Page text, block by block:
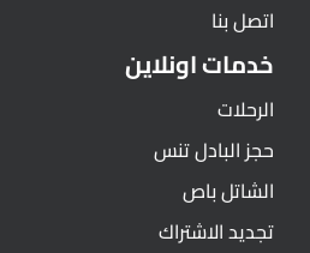
اتصل بنا
خدمات اونلاين
الرحلات
حجز البادل تنس
الشاتل باص
تجديد الاشتراك